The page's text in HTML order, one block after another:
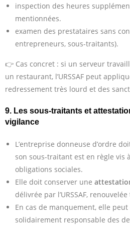
inspection des heures
mentionnées.
examen des prestataires sans
entrepreneurs, sous-traitants).
👉 Cas concret : si un serveur
un restaurant, l’URSSAF peut
redressement très lourd et des
9. Les sous-traitants et
vigilance
L’entreprise donneuse d’ordre
son sous-traitant est en règle vis
obligations sociales.
Elle doit conserver une
délivrée par l’URSSAF,
En cas de manquement, elle
solidairement responsable des